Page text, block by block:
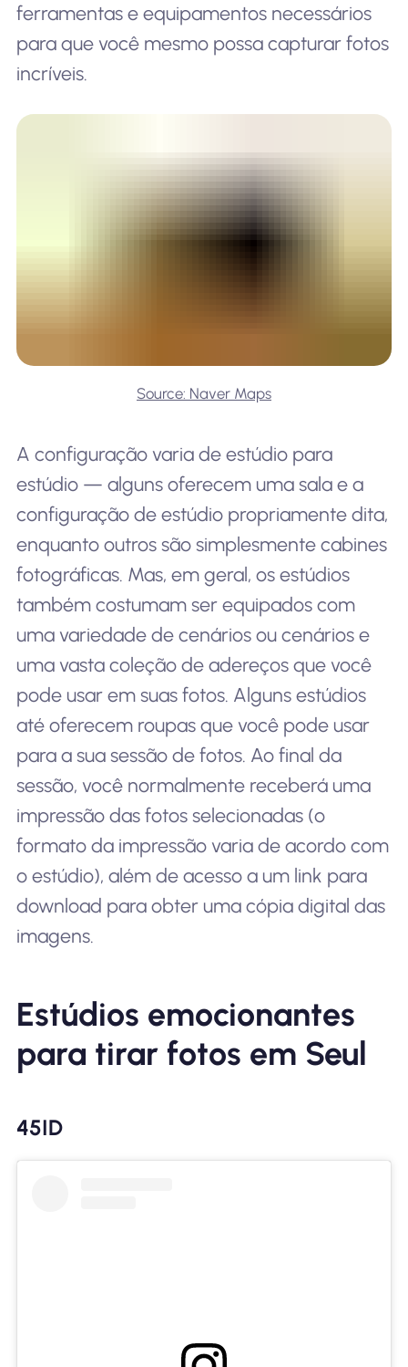
ferramentas e equipamentos necessários
para que você mesmo possa capturar fotos
incríveis.
Source: Naver Maps
A configuração varia de estúdio para
estúdio — alguns oferecem uma sala e a
configuração de estúdio propriamente dita,
enquanto outros são simplesmente cabines
fotográficas. Mas, em geral, os estúdios
também costumam ser equipados com
uma variedade de cenários ou cenários e
uma vasta coleção de adereços que você
pode usar em suas fotos. Alguns estúdios
até oferecem roupas que você pode usar
para a sua sessão de fotos. Ao final da
sessão, você normalmente receberá uma
impressão das fotos selecionadas (o
formato da impressão varia de acordo com
o estúdio), além de acesso a um link para
download para obter uma cópia digital das
imagens.
Estúdios emocionantes
para tirar fotos em Seul
45ID